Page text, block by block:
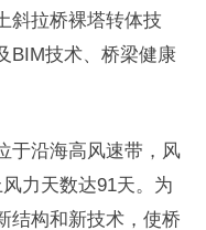
斜拉桥裸塔转体技
BIM技术、桥梁健康
于沿海高风速带，风
力天数达91天。为
结构和新技术，使桥